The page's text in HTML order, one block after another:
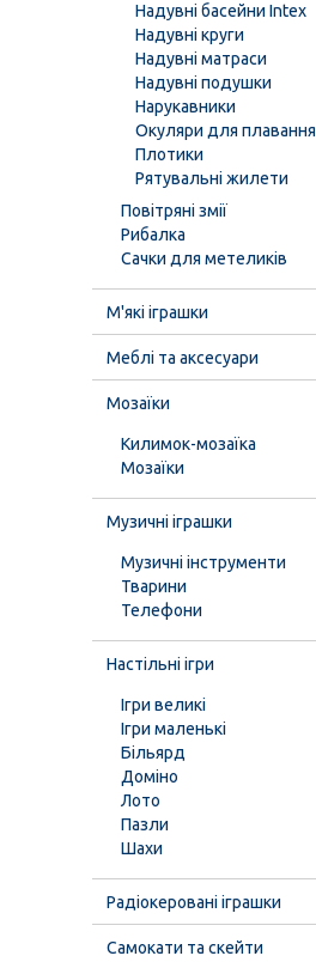
Надувні басейни Intex
Надувні круги
Надувні матраси
Надувні подушки
Нарукавники
Окуляри для плавання
Плотики
Рятувальні жилети
Повітряні змії
Рибалка
Сачки для метеликів
М'які іграшки
Меблі та аксесуари
Мозаїки
Килимок-мозаїка
Мозаїки
Музичні іграшки
Музичні інструменти
Тварини
Телефони
Настільні ігри
Ігри великі
Ігри маленькі
Більярд
Доміно
Лото
Пазли
Шахи
Радіокеровані іграшки
Самокати та скейти